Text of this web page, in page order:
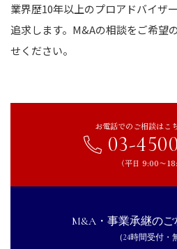
業界歴10年以上のプロアドバイザ
追求します。M&Aの相談をご希望
せください。
お電話でのご相談はこ
03-
（平日 9:00〜
M&A・事業承継の
（24時間受付・